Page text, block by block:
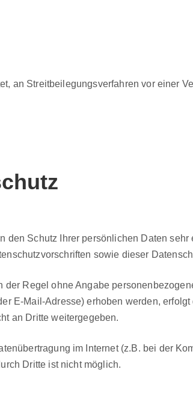
an Stre­it­bei­le­gungsver­fahren vor ein­er
den Schutz Ihrer per­sön­lichen Dat­en
sowie dieser
der Regel ohne Angabe
E-Mail-Adresse) erhoben wer­den,
an Dritte weit­ergegeben.
im Inter­net (z.B. bei der
Dritte ist nicht möglich.